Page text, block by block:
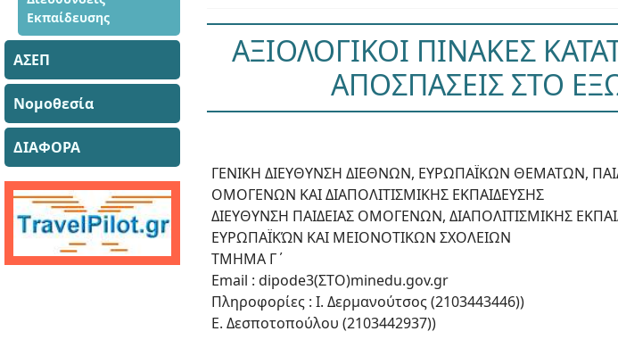
Εκπαίδευσης
ΑΣΕΠ
Νομοθεσία
ΔΙΑΦΟΡΑ
ΑΞΙΟΛΟΓΙΚΟΙ ΠΙΝΑΚΕΣ
ΑΠΟΣΠΑΣΕΙΣ ΣΤΟ
ΓΕΝΙΚΗ ΔΙΕΥΘΥΝΣΗ ΔΙΕΘΝΩΝ, ΕΥΡΩΠΑΪΚΩΝ ΘΕΜΑΤΩΝ,
ΟΜΟΓΕΝΩΝ ΚΑΙ ΔΙΑΠΟΛΙΤΙΣΜΙΚΗΣ ΕΚΠΑΙΔΕΥΣΗΣ
ΔΙΕΥΘΥΝΣΗ ΠΑΙΔΕΙΑΣ ΟΜΟΓΕΝΩΝ, ΔΙΑΠΟΛΙΤΙΣΜΙΚΗΣ
ΕΥΡΩΠΑΪΚΏΝ ΚΑΙ ΜΕΙΟΝΟΤΙΚΩΝ ΣΧΟΛΕΙΩΝ
ΤΜΗΜΑ Γ΄
Email : dipode3(ΣΤΟ)minedu.gov.gr
Πληροφορίες : Ι. Δερμανούτσος (2103443446))
Ε. Δεσποτοπούλου (2103442937))